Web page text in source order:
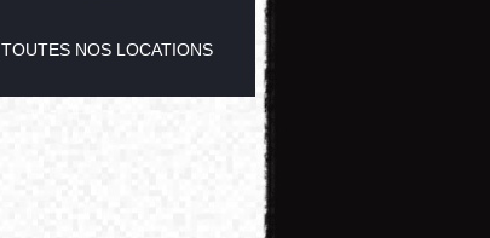
TOUTES NOS LOCATIONS